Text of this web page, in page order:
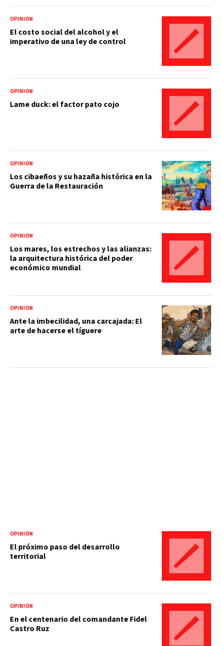
OPINIÓN
El costo social del alcohol y el
imperativo de una ley de control
OPINIÓN
Lame duck: el factor pato cojo
OPINIÓN
Los cibaeños y su hazaña histórica en la
Guerra de la Restauración
OPINIÓN
Los mares, los estrechos y las alianzas:
la arquitectura histórica del poder
económico mundial
OPINIÓN
Ante la imbecilidad, una carcajada: El
arte de hacerse el tíguere
OPINIÓN
El próximo paso del desarrollo
territorial
OPINIÓN
En el centenario del comandante Fidel
Castro Ruz